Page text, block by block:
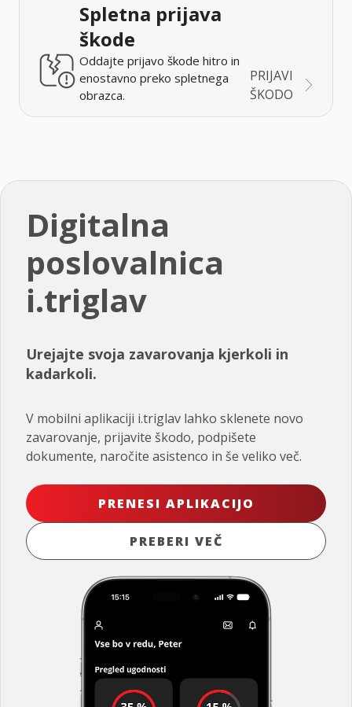
Spletna prijava
škode
Oddajte prijavo škode hitro in
enostavno preko spletnega
obrazca.
PRIJAVI
ŠKODO
Digitalna
poslovalnica
i.triglav
Urejajte svoja zavarovanja kjerkoli in
kadarkoli.
V mobilni aplikaciji i.triglav lahko sklenete novo
zavarovanje, prijavite škodo, podpišete
dokumente, naročite asistenco in še veliko več.
PRENESI APLIKACIJO
PREBERI VEČ